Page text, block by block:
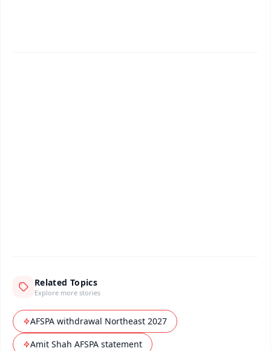
Related Topics
Explore more stories
AFSPA withdrawal Northeast 2027
Amit Shah AFSPA statement